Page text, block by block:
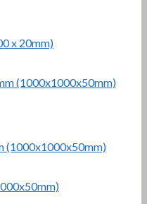
x 20mm)
(1000x1000x50mm)